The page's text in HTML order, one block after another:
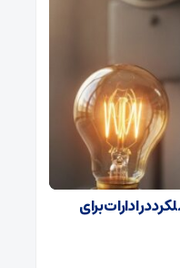
در ادارات برای